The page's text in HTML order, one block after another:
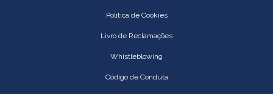
Política de Cookies
Livro de Reclamações
Whistleblowing
Código de Conduta